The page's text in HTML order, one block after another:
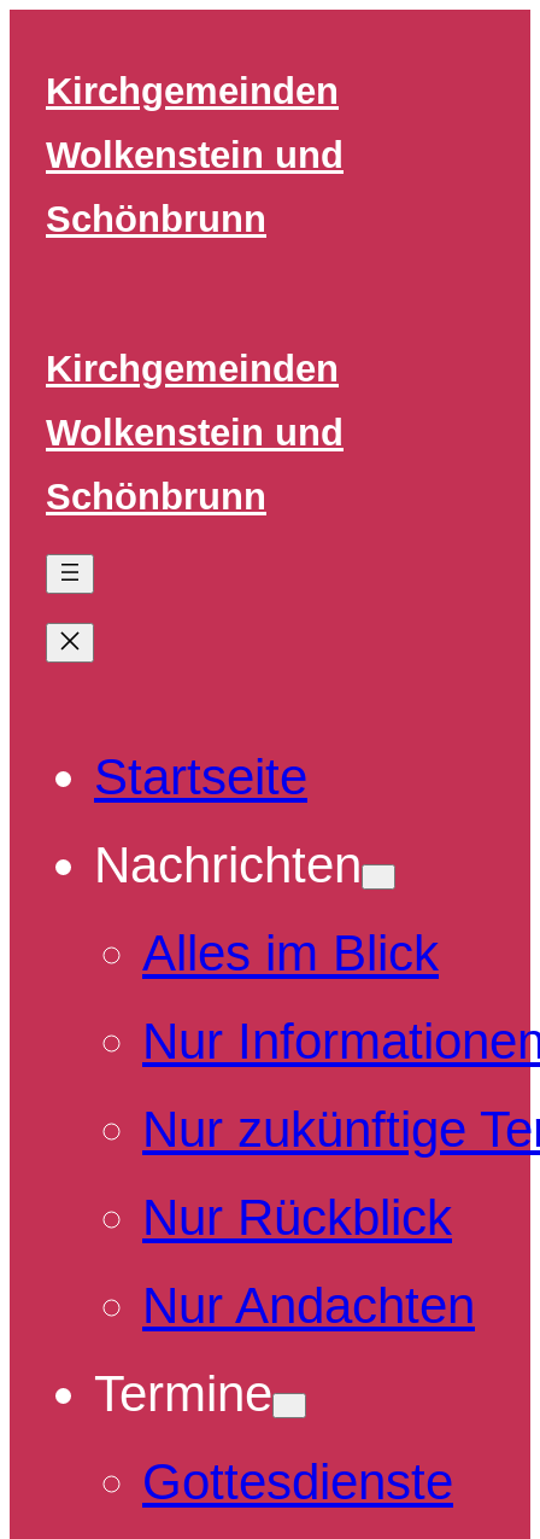
springen
Kirchgemeinden
Wolkenstein und
Schönbrunn
Kirchgemeinden
Wolkenstein und
Schönbrunn
Startseite
Nachrichten
Alles im Blick
Nur
Nur zukünftige
Nur Rückblick
Nur Andachten
Termine
Gottesdienste